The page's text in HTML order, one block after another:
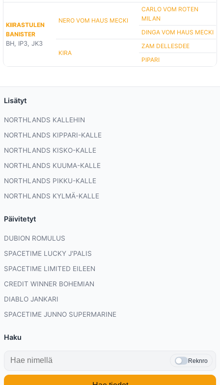
KIIRASTULEN
BANISTER
BH, IP3, JK3
NERO VOM HAUS MECKI
CARLO VOM ROTEN
MILAN
DINGA VOM HAUS MECKI
KIRA
ZAM DELLESDEE
PIPARI
Lisätyt
NORTHLANDS KALLEHIN
NORTHLANDS KIPPARI-KALLE
NORTHLANDS KISKO-KALLE
NORTHLANDS KUUMA-KALLE
NORTHLANDS PIKKU-KALLE
NORTHLANDS KYLMÄ-KALLE
Päivitetyt
DUBION ROMULUS
SPACETIME LUCKY J'PALIS
SPACETIME LIMITED EILEEN
CREDIT WINNER BOHEMIAN
DIABLO JANKARI
SPACETIME JUNNO SUPERMARINE
Haku
Reknro